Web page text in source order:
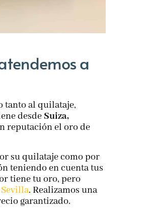
a
tanto al quilataje,
desde Suiza,
reputación el oro de
su quilataje como por
teniendo en cuenta tus
tiene tu oro, pero
. Realizamos una
garantizado.